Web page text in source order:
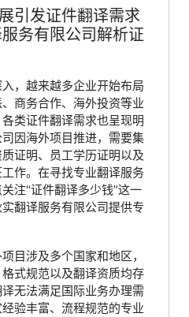
引发证件翻译需求
务有限公司解析证
，越来越多企业开始布局
商务合作、海外投资等业
类证件翻译需求也呈现明
因海外项目推进，需要集
证明、员工学历证明以及
作。在寻找专业翻译服务
注“证件翻译多少钱”这一
翻译服务有限公司提供专
目涉及多个国家和地区，
式规范以及翻译资质均存
无法满足国际业务办理需
验丰富、流程规范的专业